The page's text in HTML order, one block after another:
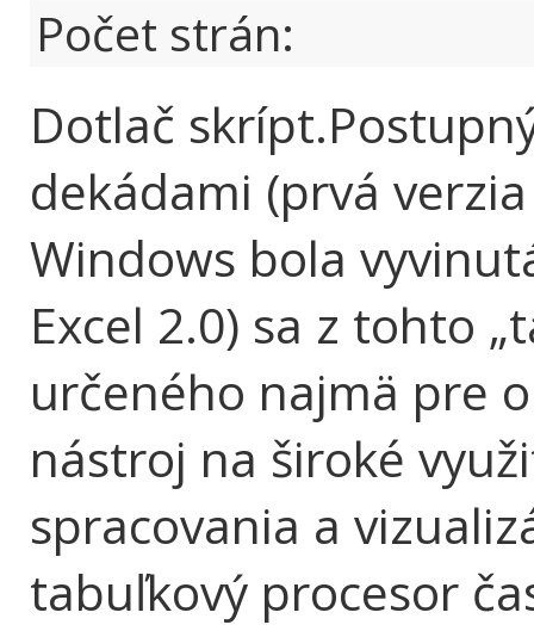
Počet strán:
Dotlač
dekádami (prvá
Windows bola
Excel 2.0) sa z tohto
určeného najmä pre
nástroj na široké
spracovania a
tabuľkový procesor